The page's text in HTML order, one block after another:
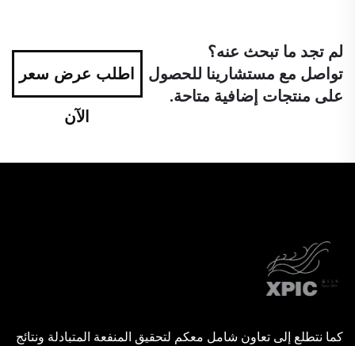
لم تجد ما تبحث عنه؟
تواصل مع مستشارينا للحصول
على منتجات إضافية متاحة.
اطلب عرض سعر
الآن
كما نتطلع إلى تعاون شامل معكم لتحقيق المنفعة المتبادلة ونتائج